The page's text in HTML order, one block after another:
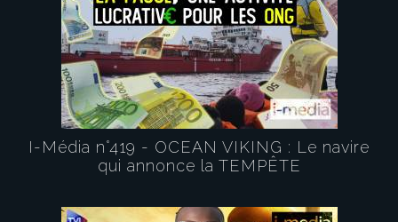
I-Média n°419 - OCEAN VIKING : Le navire
qui annonce la TEMPÊTE